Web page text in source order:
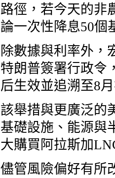
路徑，若今天的非
論一次性降息50個
除數據與利率外，
特朗普簽署行政令
后生效並追溯至8
該舉措與更廣泛的
基礎設施、能源與
大購買阿拉斯加
儘管風險偏好有所